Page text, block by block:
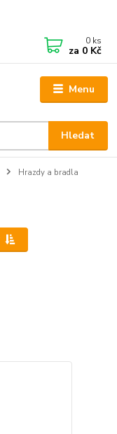
Menu
Hledat
0 ks
za 0 Kč
Hrazdy a bradla